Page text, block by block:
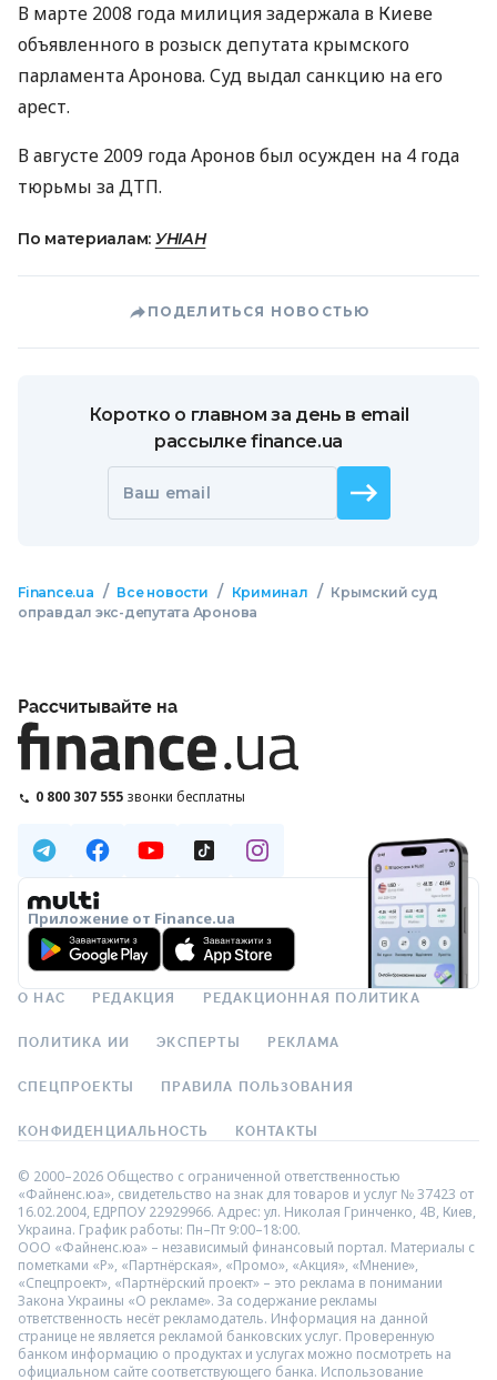
В марте 2008 года милиция задержала в Киеве
объявленного в розыск депутата крымского
парламента Аронова. Суд выдал санкцию на его
арест.
В августе 2009 года Аронов был осужден на 4 года
тюрьмы за ДТП.
По материалам: УНІАН
ПОДЕЛИТЬСЯ НОВОСТЬЮ
Коротко о главном за день в email
рассылке finance.ua
Ваш email
Finance.ua / Все новости / Криминал / Крымский суд
оправдал экс-депутата Аронова
Рассчитывайте на
0 800 307 555 звонки бесплатны
Приложение от Finance.ua
О НАС РЕДАКЦИЯ РЕДАКЦИОННАЯ ПОЛИТИКА
ПОЛИТИКА ИИ ЭКСПЕРТЫ РЕКЛАМА
СПЕЦПРОЕКТЫ ПРАВИЛА ПОЛЬЗОВАНИЯ
КОНФИДЕНЦИАЛЬНОСТЬ КОНТАКТЫ
© 2000–2026 Общество с ограниченной ответственностью
«Файненс.юа», свидетельство на знак для товаров и услуг № 37423 от
16.02.2004, ЕДРПОУ 22929966. Адрес: ул. Николая Гринченко, 4В, Киев,
Украина. График работы: Пн–Пт 9:00–18:00.
ООО «Файненс.юа» – независимый финансовый портал. Материалы с
пометками «Р», «Партнёрская», «Промо», «Акция», «Мнение»,
«Спецпроект», «Партнёрский проект» – это реклама в понимании
Закона Украины «О рекламе». За содержание рекламы
ответственность несёт рекламодатель. Информация на данной
странице не является рекламой банковских услуг. Проверенную
банком информацию о продуктах и услугах можно посмотреть на
официальном сайте соответствующего банка. Использование